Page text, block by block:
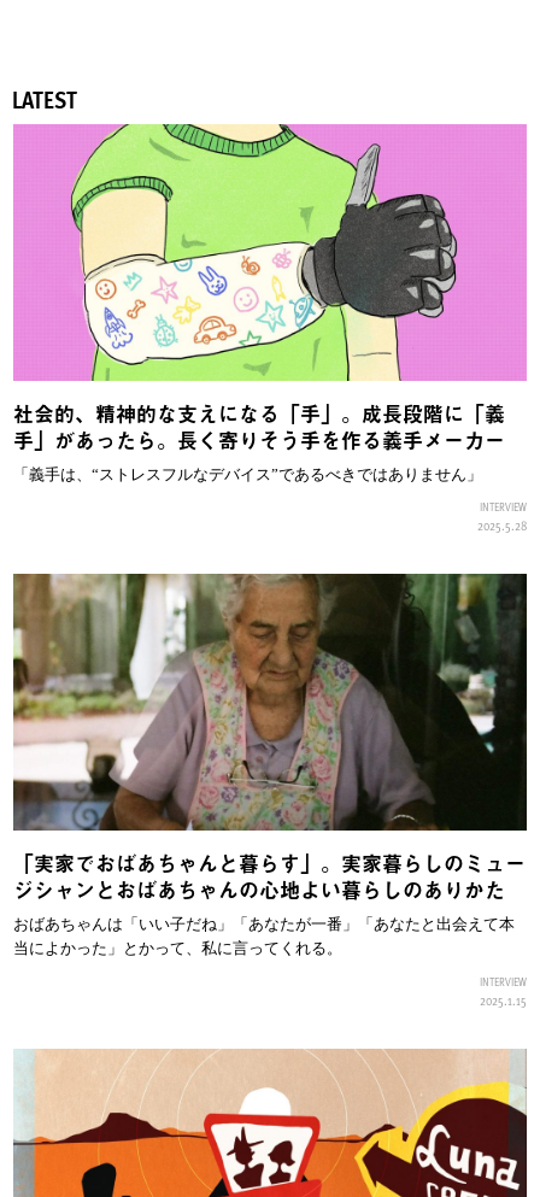
LATEST
社会的、精神的な支えになる「手」。成長段階に「義
手」があったら。長く寄りそう手を作る義手メーカー
「義手は、“ストレスフルなデバイス”であるべきではありません」
INTERVIEW
2025.5.28
「実家でおばあちゃんと暮らす」。実家暮らしのミュー
ジシャンとおばあちゃんの心地よい暮らしのありかた
おばあちゃんは「いい子だね」「あなたが一番」「あなたと出会えて本
当によかった」とかって、私に言ってくれる。
INTERVIEW
2025.1.15